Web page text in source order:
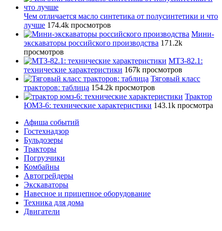
Чем отличается масло синтетика от полусинтетики и что
лучше 174.4k просмотров
Мини-
экскаваторы российского производства 171.2k
просмотров
МТЗ-82.1:
технические характеристики 167k просмотров
Тяговый класс
тракторов: таблица 154.2k просмотров
Трактор
ЮМЗ-6: технические характеристики 143.1k просмотра
Афиша событий
Гостехнадзор
Бульдозеры
Тракторы
Погрузчики
Комбайны
Автогрейдеры
Экскаваторы
Навесное и прицепное оборудование
Техника для дома
Двигатели